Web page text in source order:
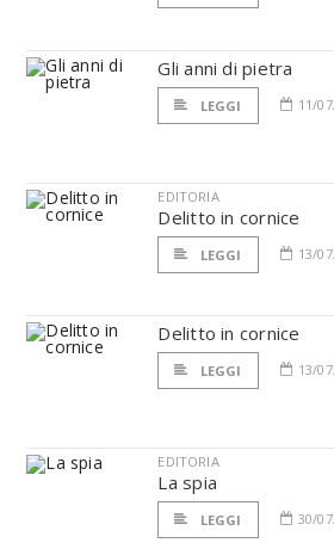
Gli anni di pietra
LEGGI 11/
EDITORIA
Delitto in cornice
LEGGI 13/
Delitto in cornice
LEGGI 13/
EDITORIA
La spia
LEGGI 30/